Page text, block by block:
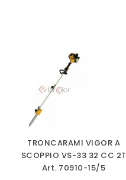
TRONCARAMI VIGOR A
SCOPPIO VS-33 32 CC 2T
Art. 70910-15/5